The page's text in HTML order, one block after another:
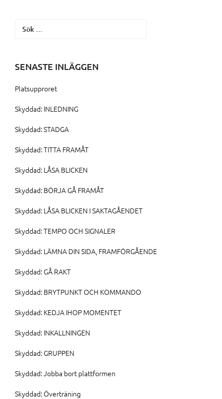
Sök
SENASTE INLÄGGEN
Platsupproret
Skyddad: INLEDNING
Skyddad: STADGA
Skyddad: TITTA FRAMÅT
Skyddad: LÅSA BLICKEN
Skyddad: BÖRJA GÅ FRAMÅT
Skyddad: LÅSA BLICKEN I SAKTAGÅENDET
Skyddad: TEMPO OCH SIGNALER
Skyddad: LÄMNA DIN SIDA, FRAMFÖRGÅENDE
Skyddad: GÅ RAKT
Skyddad: BRYTPUNKT OCH KOMMANDO
Skyddad: KEDJA IHOP MOMENTET
Skyddad: INKALLNINGEN
Skyddad: GRUPPEN
Skyddad: Jobba bort plattformen
Skyddad: Överträning